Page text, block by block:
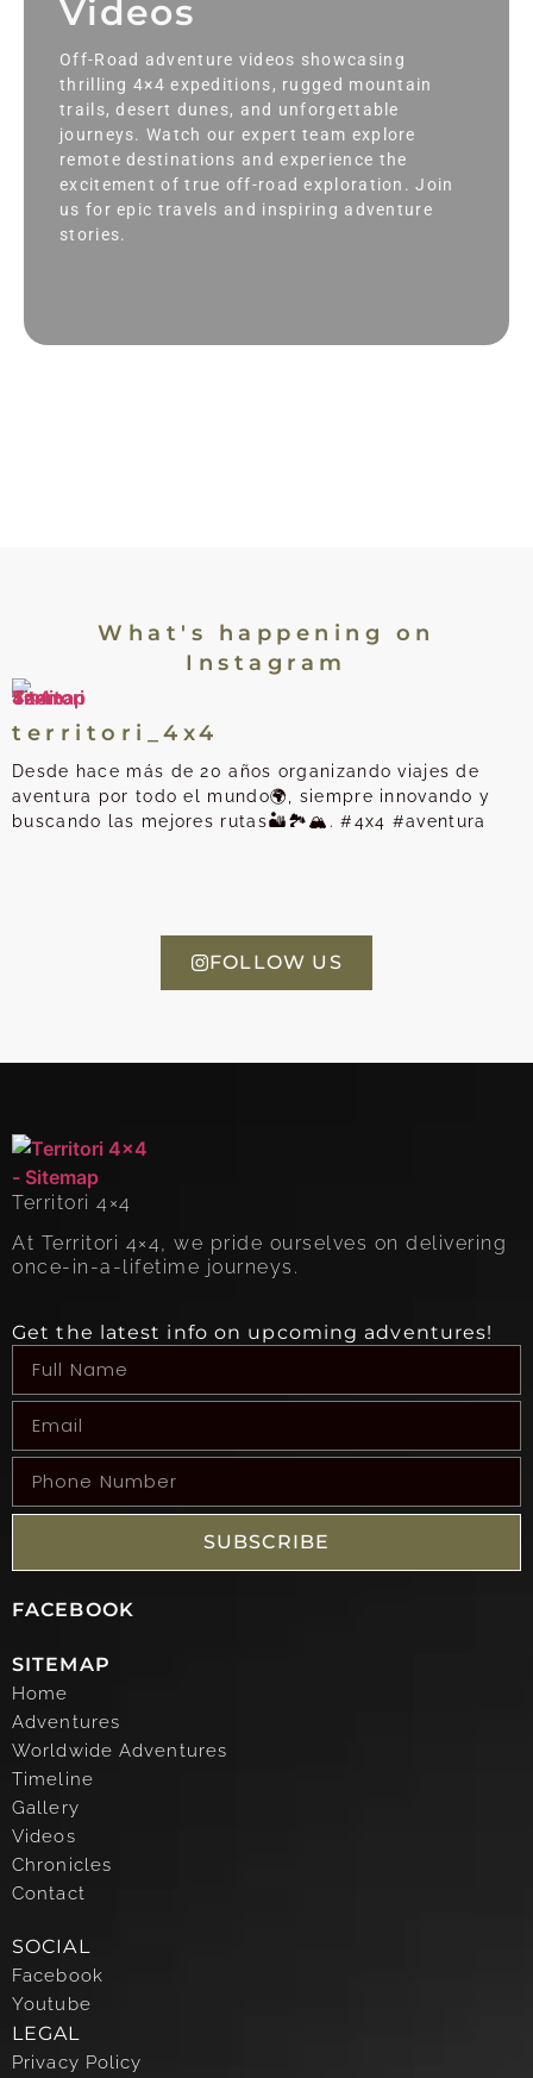
Videos
Off-Road adventure videos showcasing
thrilling 4×4 expeditions, rugged mountain
trails, desert dunes, and unforgettable
journeys. Watch our expert team explore
remote destinations and experience the
excitement of true off-road exploration. Join
us for epic travels and inspiring adventure
stories.
What's happening on
Instagram
territori_4x4
Desde hace más de 20 años organizando viajes de
aventura por todo el mundo🌍, siempre innovando y
buscando las mejores rutas🏜️🏞️🏔️. #4x4 #aventura
FOLLOW US
Territori 4×4
At Territori 4×4, we pride ourselves on delivering
once-in-a-lifetime journeys.
Get the latest info on upcoming adventures!
SUBSCRIBE
FACEBOOK
SITEMAP
Home
Adventures
Worldwide Adventures
Timeline
Gallery
Videos
Chronicles
Contact
SOCIAL
Facebook
Youtube
LEGAL
Privacy Policy